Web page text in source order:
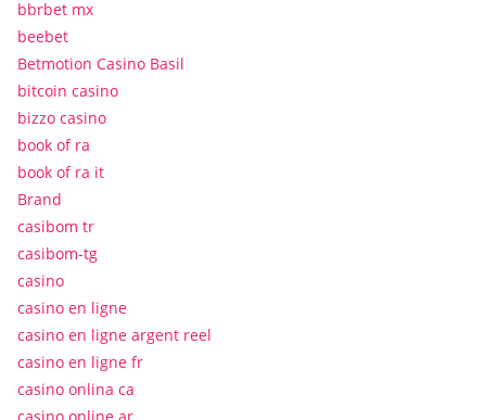
bbrbet mx
beebet
Betmotion Casino Basil
bitcoin casino
bizzo casino
book of ra
book of ra it
Brand
casibom tr
casibom-tg
casino
casino en ligne
casino en ligne argent reel
casino en ligne fr
casino onlina ca